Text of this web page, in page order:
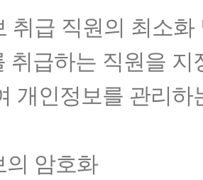
취급 직원의 최소화
취급하는 직원을
개인정보를 관리
의 암호화